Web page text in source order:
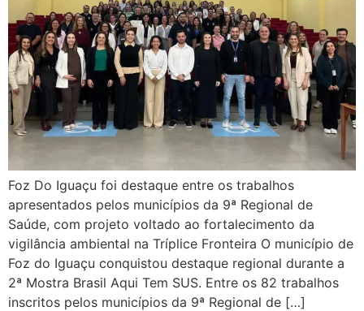
Foz Do Iguaçu foi destaque entre os trabalhos
apresentados pelos municípios da 9ª Regional de
Saúde, com projeto voltado ao fortalecimento da
vigilância ambiental na Tríplice Fronteira O município de
Foz do Iguaçu conquistou destaque regional durante a
2ª Mostra Brasil Aqui Tem SUS. Entre os 82 trabalhos
inscritos pelos municípios da 9ª Regional de […]